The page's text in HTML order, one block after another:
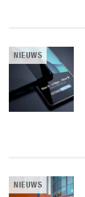
NIEUWS
NIEUWS